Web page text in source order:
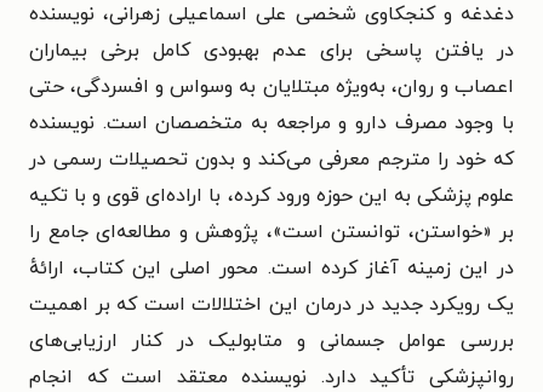
دغدغه و کنجکاوی شخصی علی اسماعیلی زهرانی، نویسنده
در یافتن پاسخی برای عدم بهبودی کامل برخی بیماران
اعصاب و روان، به‌ویژه مبتلایان به وسواس و افسردگی، حتی
با وجود مصرف دارو و مراجعه به متخصصان است. نویسنده
که خود را مترجم معرفی می‌کند و بدون تحصیلات رسمی در
علوم پزشکی به این حوزه ورود کرده، با اراده‌ای قوی و با تکیه
بر «خواستن، توانستن است»، پژوهش و مطالعه‌ای جامع را
در این زمینه آغاز کرده است. محور اصلی این کتاب، ارائهٔ
یک رویکرد جدید در درمان این اختلالات است که بر اهمیت
بررسی عوامل جسمانی و متابولیک در کنار ارزیابی‌های
روانپزشکی تأکید دارد. نویسنده معتقد است که انجام